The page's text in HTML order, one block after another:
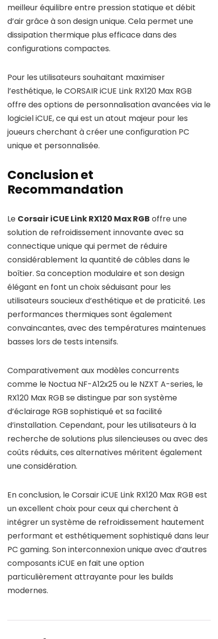
meilleur équilibre entre pression statique et débit
d’air grâce à son design unique. Cela permet une
dissipation thermique plus efficace dans des
configurations compactes.
Pour les utilisateurs souhaitant maximiser
l’esthétique, le CORSAIR iCUE Link RX120 Max RGB
offre des options de personnalisation avancées via le
logiciel iCUE, ce qui est un atout majeur pour les
joueurs cherchant à créer une configuration PC
unique et personnalisée.
Conclusion et
Recommandation
Le Corsair iCUE Link RX120 Max RGB offre une
solution de refroidissement innovante avec sa
connectique unique qui permet de réduire
considérablement la quantité de câbles dans le
boîtier. Sa conception modulaire et son design
élégant en font un choix séduisant pour les
utilisateurs soucieux d’esthétique et de praticité. Les
performances thermiques sont également
convaincantes, avec des températures maintenues
basses lors de tests intensifs.
Comparativement aux modèles concurrents
comme le Noctua NF-A12x25 ou le NZXT A-series, le
RX120 Max RGB se distingue par son système
d’éclairage RGB sophistiqué et sa facilité
d’installation. Cependant, pour les utilisateurs à la
recherche de solutions plus silencieuses ou avec des
coûts réduits, ces alternatives méritent également
une considération.
En conclusion, le Corsair iCUE Link RX120 Max RGB est
un excellent choix pour ceux qui cherchent à
intégrer un système de refroidissement hautement
performant et esthétiquement sophistiqué dans leur
PC gaming. Son interconnexion unique avec d’autres
composants iCUE en fait une option
particulièrement attrayante pour les builds
modernes.